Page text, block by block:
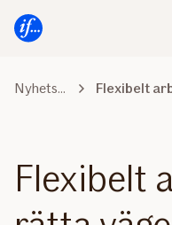
direkt
huvudmenyn
direkt
innehåll
Nyhetsrummet
Flexibelt